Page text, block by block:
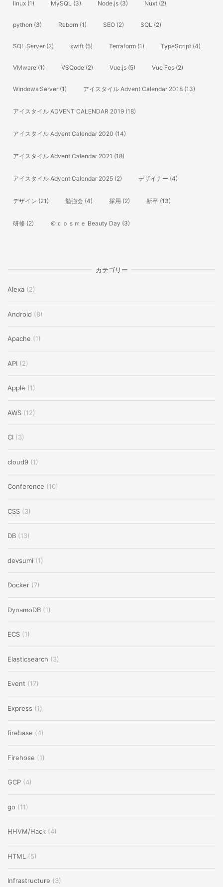
linux (1) MySQL (3) Node.js (3) Nuxt (2)
python (3) Reborn (1) SEO (2) SQL (2)
SQL Server (2) swift (5) Terraform (1) TypeScript (4)
VMware (1) VSCode (2) Vue.js (5) Vue Fes (2)
Windows Server (1) アイスタイル Advent Calendar 2018 (13)
アイスタイル ADVENT CALENDAR 2019 (18)
アイスタイル Advent Calendar 2020 (14)
アイスタイル Advent Calendar 2021 (18)
アイスタイル Advent Calendar 2025 (2) デザイナー (4)
デザイン (21) 勉強会 (4) 採用 (2) 新卒 (13)
研修 (2) ＠ｃｏｓｍｅ Beauty Day (3)
カテゴリー
Alexa (2)
Android (8)
Apache (1)
API (2)
Apple (1)
AWS (12)
CI (3)
cloud9 (1)
Conference (10)
CSS (3)
DB (13)
devsumi (1)
Docker (7)
DynamoDB (1)
ECS (1)
Elasticsearch (3)
Event (17)
Express (1)
firebase (4)
Firehose (1)
GCP (4)
go (11)
HHVM/Hack (4)
HTML (5)
Infrastructure (3)